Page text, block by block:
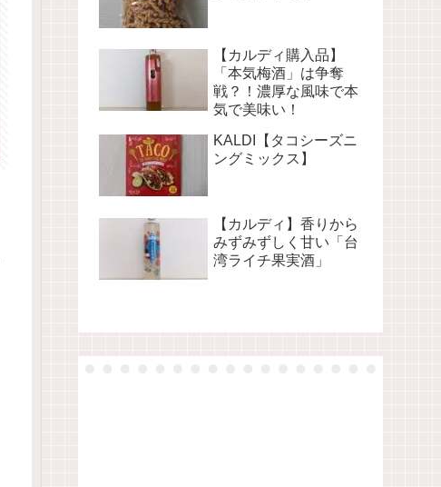
【カルディ購入品】
「本気梅酒」は争奪
戦？！濃厚な風味で本
気で美味い！
KALDI【タコシーズニ
ングミックス】
【カルディ】香りから
みずみずしく甘い「台
湾ライチ果実酒」